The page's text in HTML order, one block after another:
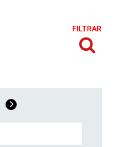
FILTRAR